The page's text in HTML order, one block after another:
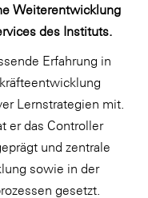
Weiterentwicklung
des Instituts.
Erfahrung in
Lernstrategien mit.
er das Controller
und zentrale
sowie in der
gesetzt.